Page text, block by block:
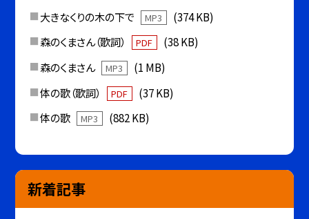
大きなくりの木の下で
MP3
(374 KB)
森のくまさん（歌詞）
PDF
(38 KB)
森のくまさん
MP3
(1 MB)
体の歌（歌詞）
PDF
(37 KB)
体の歌
MP3 (882 KB)
新着記事